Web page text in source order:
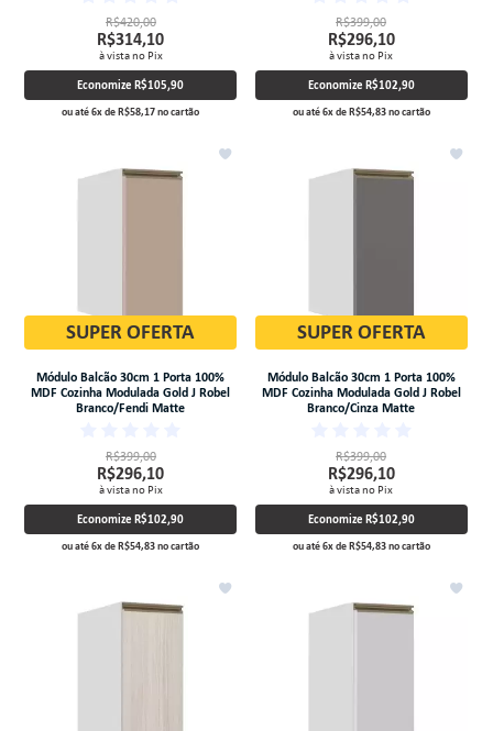
R$420,00
R$314,10
à vista no Pix
EconomizeR$105,90
ou até6xdeR$58,17no cartão
R$399,00
R$296,10
à vista no Pix
Economize R$102,90
ou até6xdeR$54,83no cartão
SUPER OFERTA
Módulo Balcão 30cm 1 Porta 100%
MDF Cozinha Modulada Gold J Robel
Branco/Fendi Matte
R$399,00
R$296,10
à vista no Pix
EconomizeR$102,90
ou até6xdeR$54,83no cartão
SUPER OFERTA
Módulo Balcão 30cm 1 Porta 100%
MDF Cozinha Modulada Gold J Robel
Branco/Cinza Matte
R$399,00
R$296,10
à vista no Pix
Economize R$102,90
ou até6xdeR$54,83no cartão